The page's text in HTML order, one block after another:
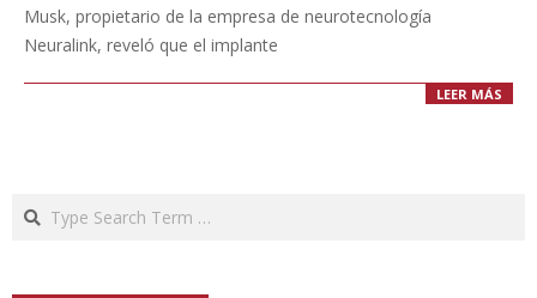
Musk, propietario de la empresa de neurotecnología
Neuralink, reveló que el implante
LEER MÁS
Search